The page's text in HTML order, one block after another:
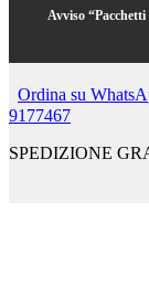
Avviso
Ordina su
9177467
SPEDIZIONE